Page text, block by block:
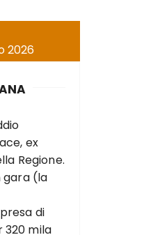
2026
ex
Regione.
gara (la
di
320 mila